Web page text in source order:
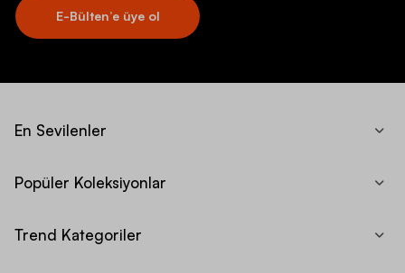
E-Bülten’e üye ol
En Sevilenler
Popüler Koleksiyonlar
Trend Kategoriler